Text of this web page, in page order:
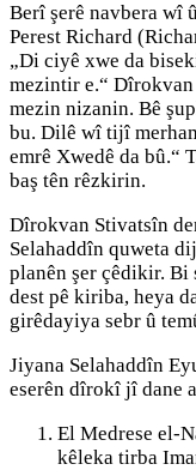
Berî şerê navbera wî
Perest Richard
„Di ciyê xwe da
mezintir e.“
mezin nizanin. Bê
bu. Dilê wî tijî
emrê Xwedê da bû.“
baş tên rêzkirin.
Dîrokvan Stivatsîn
Selahaddîn quweta
planên şer çêdikir.
dest pê kiriba, heya
girêdayiya sebr û
Jiyana Selahaddîn
eserên dîrokî jî dane
El Medrese el-
kêleka tirba